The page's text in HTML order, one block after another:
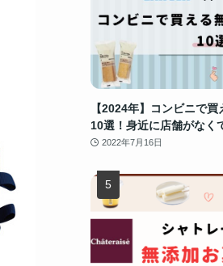
【2024年】コンビニで
10選！身近に店舗がなく
2022年7月16日